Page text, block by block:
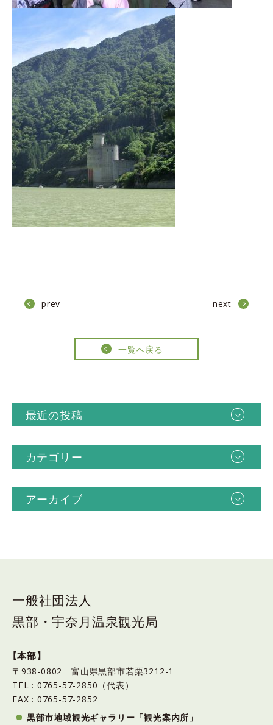
prev next
一覧へ戻る
最近の投稿
カテゴリー
アーカイブ
一般社団法人
黒部・宇奈月温泉観光局
【本部】
〒938-0802 富山県黒部市若栗3212-1
TEL : 0765-57-2850（代表）
FAX : 0765-57-2852
黒部市地域観光ギャラリー「観光案内所」